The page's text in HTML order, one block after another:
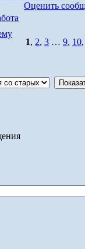
Оценить
1, 2, 3 … 9, 10